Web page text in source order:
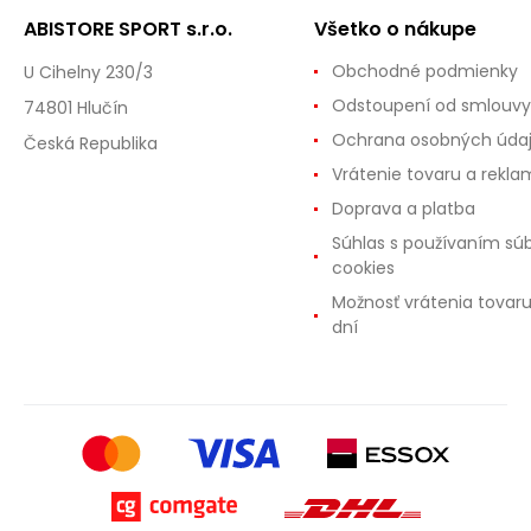
ABISTORE SPORT s.r.o.
U Cihelny 230/3
74801 Hlučín
Česká Republika
Všetko o nákupe
Obchodné podmienky
Odstoupení od smlouvy
Ochrana osobných
Vrátenie tovaru a
Doprava a platba
Súhlas s používaním
cookies
Možnosť vrátenia
dní